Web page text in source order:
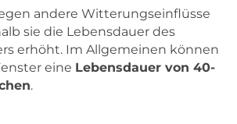
andere Witterungseinflüsse
sie die Lebensdauer des
erhöht. Im Allgemeinen können
eine Lebensdauer von 40-
.